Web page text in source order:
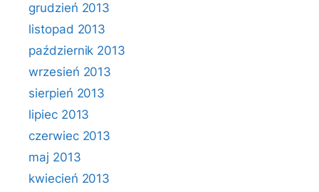
grudzień 2013
listopad 2013
październik 2013
wrzesień 2013
sierpień 2013
lipiec 2013
czerwiec 2013
maj 2013
kwiecień 2013